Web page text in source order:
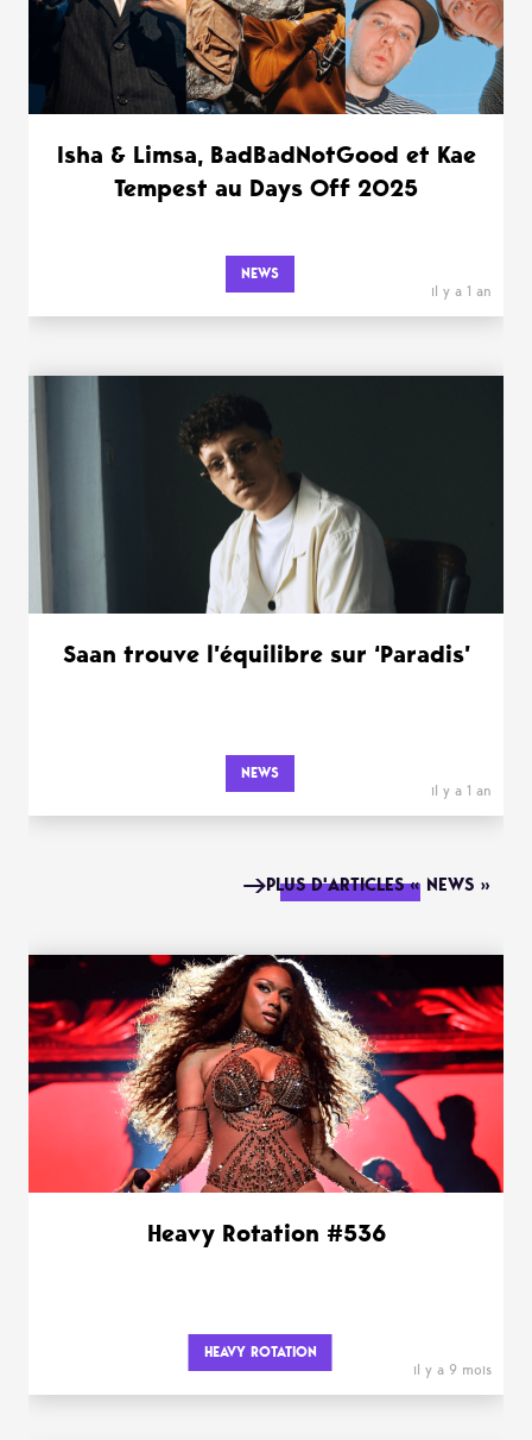
Isha & Limsa, BadBadNotGood et Kae
Tempest au Days Off 2025
NEWS
il y a 1 an
Saan trouve l’équilibre sur ‘Paradis’
NEWS
il y a 1 an
PLUS D'ARTICLES « NEWS »
Heavy Rotation #536
HEAVY ROTATION
il y a 9 mois